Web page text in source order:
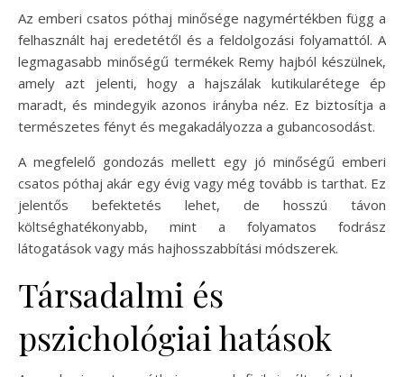
Az emberi csatos póthaj minősége nagymértékben függ a
felhasznált haj eredetétől és a feldolgozási folyamattól. A
legmagasabb minőségű termékek Remy hajból készülnek,
amely azt jelenti, hogy a hajszálak kutikularétege ép
maradt, és mindegyik azonos irányba néz. Ez biztosítja a
természetes fényt és megakadályozza a gubancosodást.
A megfelelő gondozás mellett egy jó minőségű emberi
csatos póthaj akár egy évig vagy még tovább is tarthat. Ez
jelentős befektetés lehet, de hosszú távon
költséghatékonyabb, mint a folyamatos fodrász
látogatások vagy más hajhosszabbítási módszerek.
Társadalmi és
pszichológiai hatások